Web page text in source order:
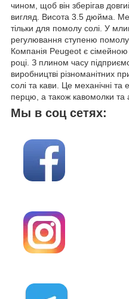
чином, щоб він зберігав
вигляд. Висота 3.5 дюйма.
тільки для помолу солі. У
регулювання ступеню
Компанія Peugeot є
році. З плином часу
виробництві різноманітних
солі та кави. Це механічні та
перцю, а також кавомолки та
Мы в соц сетях: